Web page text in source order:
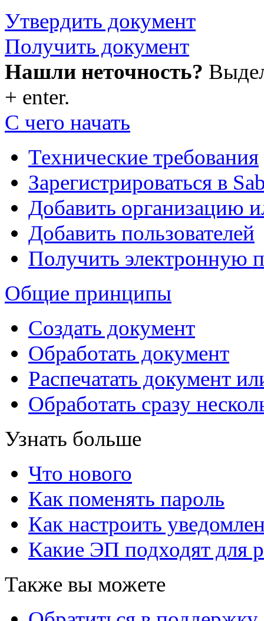
Утвердить документ
Получить документ
Нашли неточность?
+ enter.
С чего начать
Технические требования
Зарегистрироваться в
Добавить организацию
Добавить пользователей
Получить электронную
Общие принципы
Создать документ
Обработать документ
Распечатать документ
Обработать сразу
Узнать больше
Что нового
Как поменять пароль
Как настроить
Какие ЭП подходят для
Также вы можете